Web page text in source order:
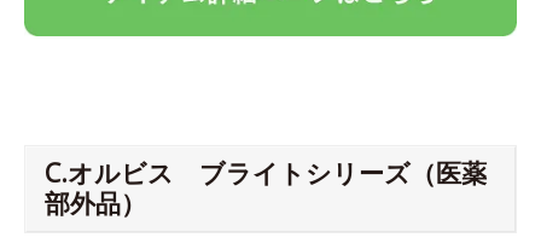
C.オルビス ブライトシリーズ（医薬
部外品）